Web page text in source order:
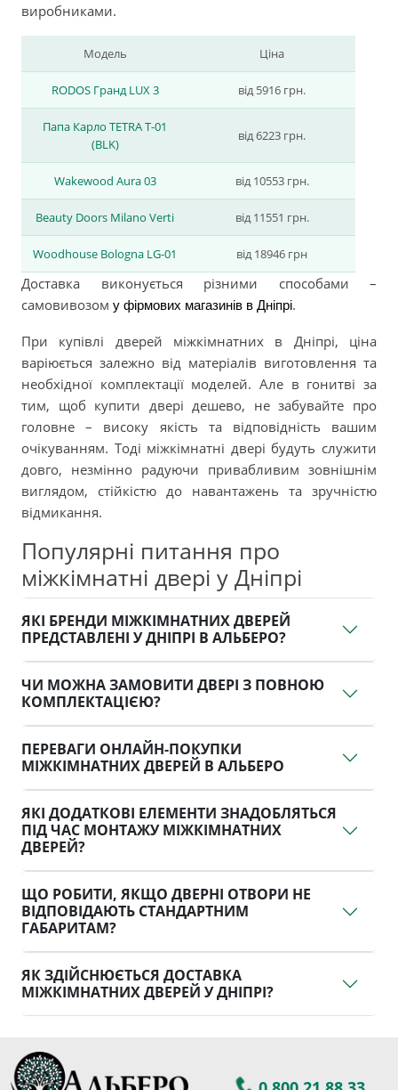
виробниками.
Модель Ціна
RODOS Гранд LUX 3 від 5916 грн.
Папа Карло TETRA Т-01
(BLK)
від 6223 грн.
Wakewood Aura 03 від 10553 грн.
Beauty Doors Milano Vertі від 11551 грн.
Woodhouse Bologna LG-01 від 18946 грн
Доставка виконується різними способами –
самовивозом у фірмових магазинів в Дніпрі.
При купівлі дверей міжкімнатних в Дніпрі, ціна
варіюється залежно від матеріалів виготовлення та
необхідної комплектації моделей. Але в гонитві за
тим, щоб купити двері дешево, не забувайте про
головне – високу якість та відповідність вашим
очікуванням. Тоді міжкімнатні двері будуть служити
довго, незмінно радуючи привабливим зовнішнім
виглядом, стійкістю до навантажень та зручністю
відмикання.
Популярні питання про
міжкімнатні двері у Дніпрі
ЯКІ БРЕНДИ МІЖКІМНАТНИХ ДВЕРЕЙ
ПРЕДСТАВЛЕНІ У ДНІПРІ В АЛЬБЕРО?
ЧИ МОЖНА ЗАМОВИТИ ДВЕРІ З ПОВНОЮ
КОМПЛЕКТАЦІЄЮ?
ПЕРЕВАГИ ОНЛАЙН-ПОКУПКИ
МІЖКІМНАТНИХ ДВЕРЕЙ В АЛЬБЕРО
ЯКІ ДОДАТКОВІ ЕЛЕМЕНТИ ЗНАДОБЛЯТЬСЯ
ПІД ЧАС МОНТАЖУ МІЖКІМНАТНИХ
ДВЕРЕЙ?
ЩО РОБИТИ, ЯКЩО ДВЕРНІ ОТВОРИ НЕ
ВІДПОВІДАЮТЬ СТАНДАРТНИМ
ГАБАРИТАМ?
ЯК ЗДІЙСНЮЄТЬСЯ ДОСТАВКА
МІЖКІМНАТНИХ ДВЕРЕЙ У ДНІПРІ?